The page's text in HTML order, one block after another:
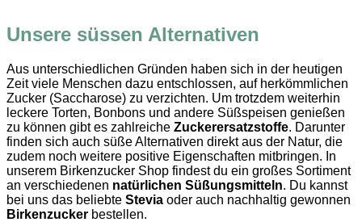
Unsere süssen Alternativen
Aus unterschiedlichen Gründen haben sich in der heutigen
Zeit viele Menschen dazu entschlossen, auf herkömmlichen
Zucker (Saccharose) zu verzichten. Um trotzdem weiterhin
leckere Torten, Bonbons und andere Süßspeisen genießen
zu können gibt es zahlreiche Zuckerersatzstoffe. Darunter
finden sich auch süße Alternativen direkt aus der Natur, die
zudem noch weitere positive Eigenschaften mitbringen. In
unserem Birkenzucker Shop findest du ein großes Sortiment
an verschiedenen natürlichen Süßungsmitteln. Du kannst
bei uns das beliebte Stevia oder auch nachhaltig gewonnen
Birkenzucker bestellen.